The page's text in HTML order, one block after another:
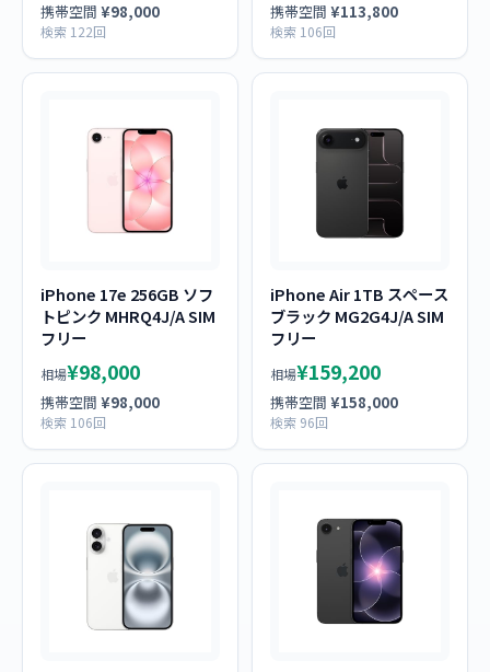
携帯空間 ¥98,000
検索 122回
携帯空間 ¥113,800
検索 106回
iPhone 17e 256GB ソフ
トピンク MHRQ4J/A SIM
フリー
相場¥98,000
携帯空間 ¥98,000
検索 106回
iPhone Air 1TB スペース
ブラック MG2G4J/A SIM
フリー
相場¥159,200
携帯空間 ¥158,000
検索 96回